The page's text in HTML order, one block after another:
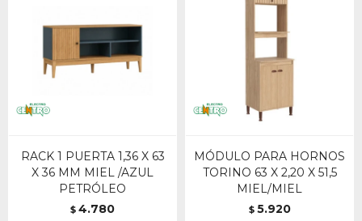
RACK 1 PUERTA 1,36 X 63
X 36 MM MIEL /AZUL
PETRÓLEO
$ 4.780
MÓDULO PARA HORNOS
TORINO 63 X 2,20 X 51,5
MIEL/MIEL
$ 5.920